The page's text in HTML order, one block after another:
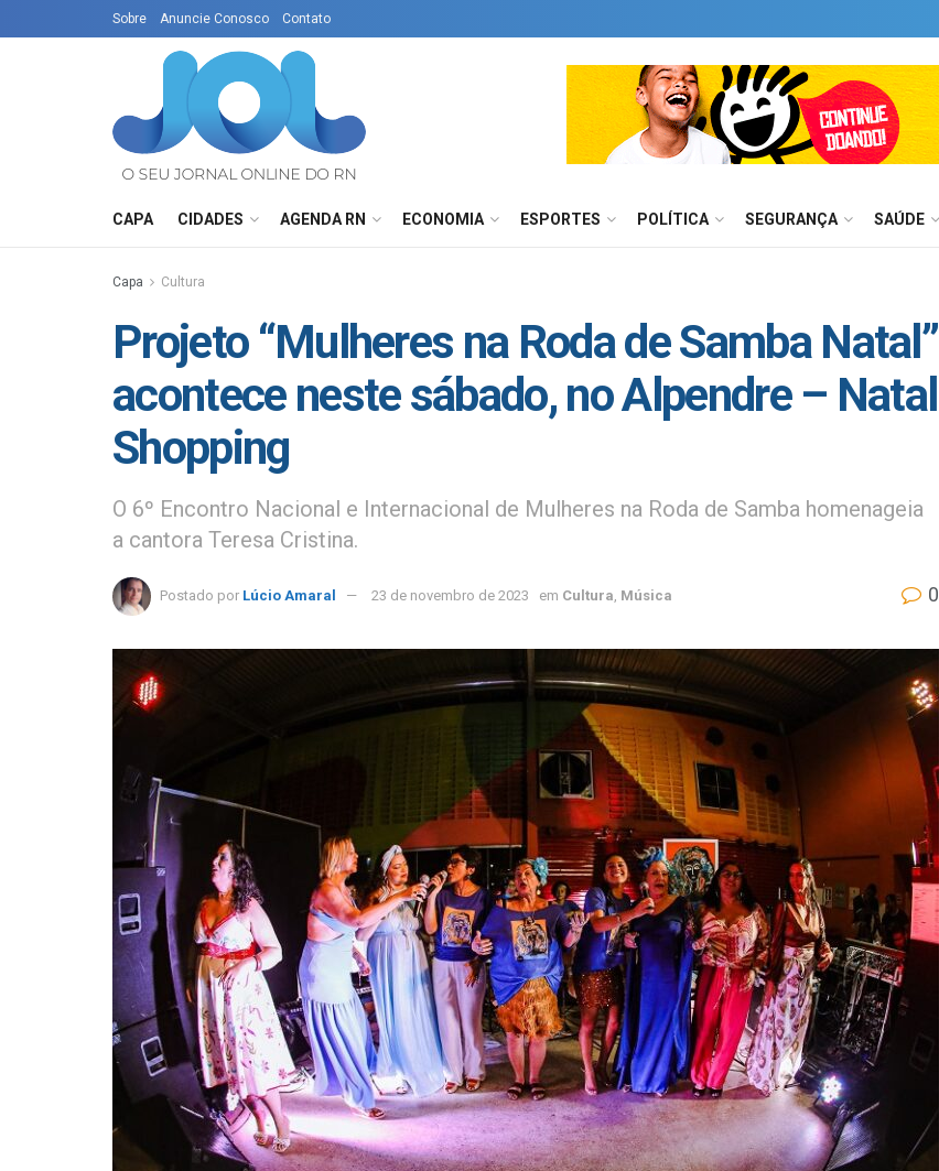
Sobre Anuncie Conosco Contato
CAPA CIDADES AGENDA RN ECONOMIA ESPORTES POLÍTICA SEGURANÇA SAÚDE
Capa Cultura
Projeto “Mulheres na Roda de Samba Natal”
acontece neste sábado, no Alpendre – Natal
Shopping
O 6º Encontro Nacional e Internacional de Mulheres na Roda de Samba homenageia
a cantora Teresa Cristina.
Postado por Lúcio Amaral 23 de novembro de 2023 em Cultura Música 0